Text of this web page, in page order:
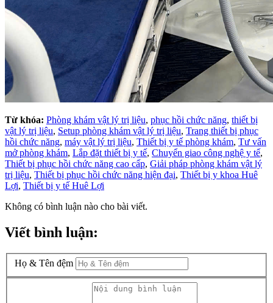
Từ khóa: Phòng khám vật lý trị liệu, phục hồi chức năng, thiết bị
vật lý trị liệu, Setup phòng khám vật lý trị liệu, Trang thiết bị phục
hồi chức năng, máy vật lý trị liệu, Thiết bị y tế phòng khám, Tư vấn
mở phòng khám, Lắp đặt thiết bị y tế, Chuyển giao công nghệ y tế,
Thiết bị phục hồi chức năng cao cấp, Giải pháp phòng khám vật lý
trị liệu, Thiết bị phục hồi chức năng hiện đại, Thiết bị y khoa Huê
Lợi, Thiết bị y tế Huê Lợi
Không có bình luận nào cho bài viết.
Viết bình luận:
Họ & Tên đệm